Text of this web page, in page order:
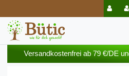
Versandkostenfrei ab 79 €/DE